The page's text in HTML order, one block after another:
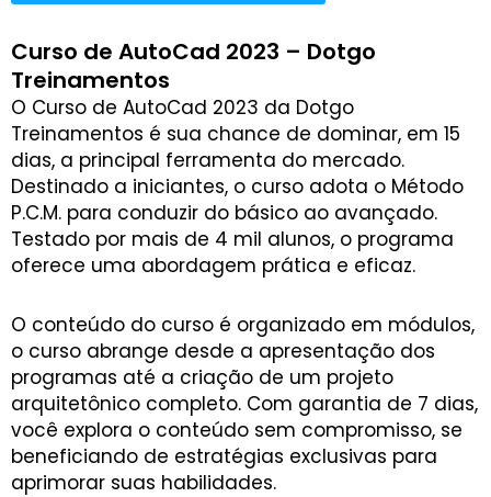
Curso de AutoCad 2023 – Dotgo
Treinamentos
O Curso de AutoCad 2023 da Dotgo
Treinamentos é sua chance de dominar, em 15
dias, a principal ferramenta do mercado.
Destinado a iniciantes, o curso adota o Método
P.C.M. para conduzir do básico ao avançado.
Testado por mais de 4 mil alunos, o programa
oferece uma abordagem prática e eficaz.
O conteúdo do curso é organizado em módulos,
o curso abrange desde a apresentação dos
programas até a criação de um projeto
arquitetônico completo. Com garantia de 7 dias,
você explora o conteúdo sem compromisso, se
beneficiando de estratégias exclusivas para
aprimorar suas habilidades.